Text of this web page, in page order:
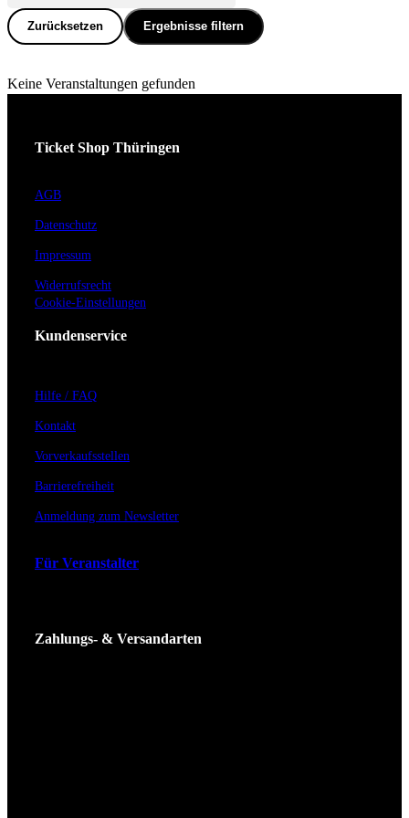
Zurücksetzen Ergebnisse filtern
Keine Veranstaltungen gefunden
Ticket Shop Thüringen
AGB
Datenschutz
Impressum
Widerrufsrecht
Cookie-Einstellungen
Kundenservice
Hilfe / FAQ
Kontakt
Vorverkaufsstellen
Barrierefreiheit
Anmeldung zum Newsletter
Für Veranstalter
Zahlungs- & Versandarten